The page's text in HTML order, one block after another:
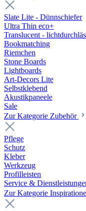
Slate Lite - Dünnschiefer
Ultra Thin eco+
Translucent -
Bookmatching
Riemchen
Stone Boards
Lightboards
Art-Decors Lite
Selbstklebend
Akustikpaneele
Sale
Zur Kategorie Zubehör
Pflege
Schutz
Kleber
Werkzeug
Profilleisten
Service &
Zur Kategorie